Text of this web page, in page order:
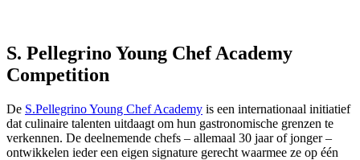
S. Pellegrino Young Chef Academy
Competition
De S.Pellegrino Young Chef Academy is een internationaal initiatief
dat culinaire talenten uitdaagt om hun gastronomische grenzen te
verkennen. De deelnemende chefs – allemaal 30 jaar of jonger –
ontwikkelen ieder een eigen signature gerecht waarmee ze op één